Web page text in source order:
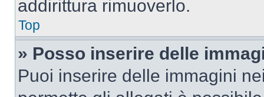
addirittura rimuoverlo.
Top
» Posso inserire delle
Puoi inserire delle immagini